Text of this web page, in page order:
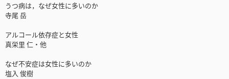
うつ病は，なぜ女性に多いのか
寺尾 岳
アルコール依存症と女性
真栄里 仁・他
なぜ不安症は女性に多いのか
塩入 俊樹